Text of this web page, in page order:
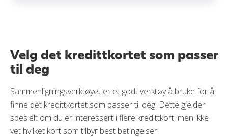
Velg det kredittkortet som passer
til deg
Sammenligningsverktøyet er et godt verktøy å bruke for å
finne det kredittkortet som passer til deg. Dette gjelder
spesielt om du er interessert i flere kredittkort, men ikke
vet hvilket kort som tilbyr best betingelser.